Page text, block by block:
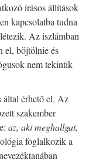
írásos állítások
kapcsolatba tudna
Az iszlámban
el, böjtölnie és
nem tekintik
által érhető el. Az
szakember
az, aki meghallgat,
foglalkozik a